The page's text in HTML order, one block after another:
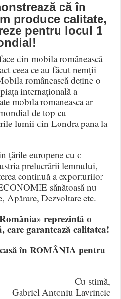
că în
produce calitate,
pentru locul 1
din mobila românească
ceea ce au făcut nemții
românească deține o
internațională a
mobila romaneasca ar
de top cu
lumii din Londra pana la
țările europene cu o
prelucrării lemnului,
continuă a exporturilor
sănătoasă nu
Apărare, Dezvoltare etc.
reprezintă o
care garantează calitatea!
în ROMÂNIA pentru
Cu stimă,
Gabriel Antoniu Lavrincic